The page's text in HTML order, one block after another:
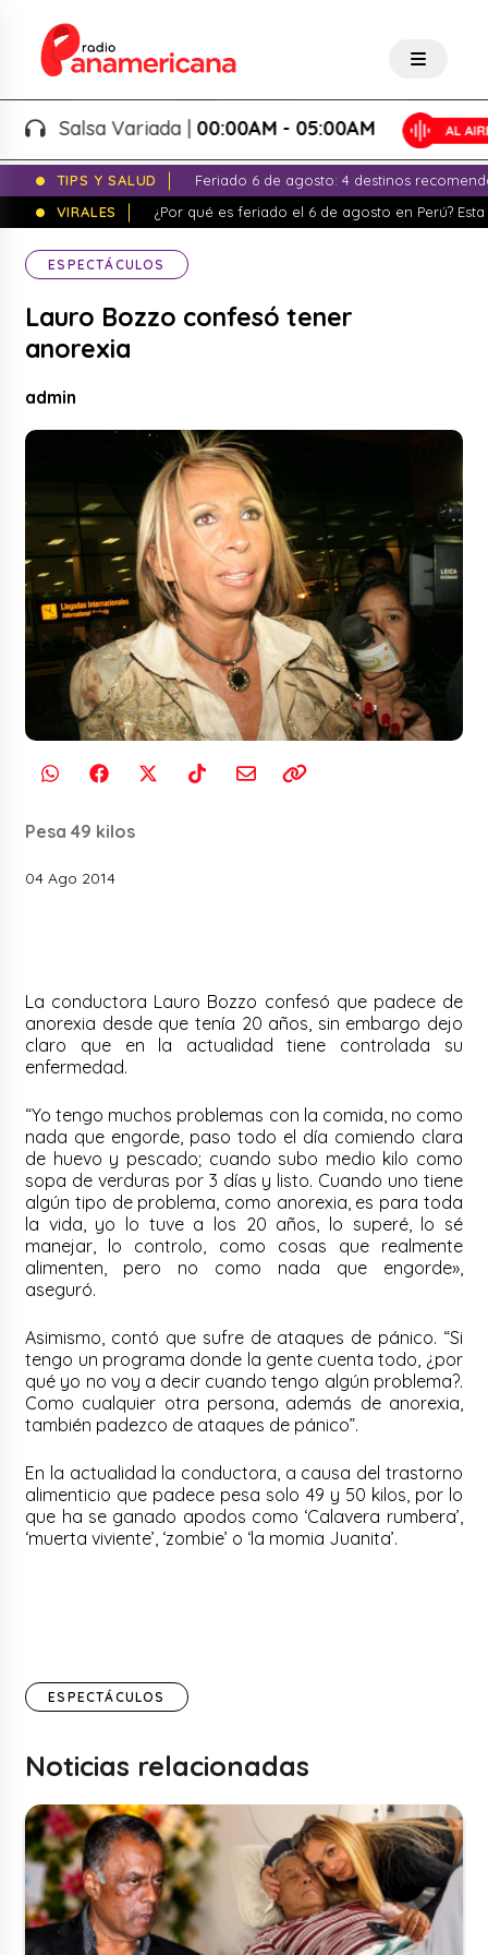
Salsa Variada |00:00AM - 05:00AM
TIPS Y SALUD
Feriado 6 de agosto: 4 destinos
VIRALES
¿Por qué es feriado el 6 de agosto en Perú?
ESPECTÁCULOS
Lauro Bozzo confesó tener
anorexia
admin
Pesa 49 kilos
04 Ago 2014
La conductora Lauro Bozzo confesó que padece de
anorexia desde que tenía 20 años, sin embargo dejo
claro que en la actualidad tiene controlada su
enfermedad.
“Yo tengo muchos problemas con la comida, no como
nada que engorde, paso todo el día comiendo clara
de huevo y pescado; cuando subo medio kilo como
sopa de verduras por 3 días y listo. Cuando uno tiene
algún tipo de problema, como anorexia, es para toda
la vida, yo lo tuve a los 20 años, lo superé, lo sé
manejar, lo controlo, como cosas que realmente
alimenten, pero no como nada que engorde»,
aseguró.
Asimismo, contó que sufre de ataques de pánico. “Si
tengo un programa donde la gente cuenta todo, ¿por
qué yo no voy a decir cuando tengo algún problema?.
Como cualquier otra persona, además de anorexia,
también padezco de ataques de pánico”.
En la actualidad la conductora, a causa del trastorno
alimenticio que padece pesa solo 49 y 50 kilos, por lo
que ha se ganado apodos como ‘Calavera rumbera’,
‘muerta viviente’, ‘zombie’ o ‘la momia Juanita’.
ESPECTÁCULOS
Noticias relacionadas